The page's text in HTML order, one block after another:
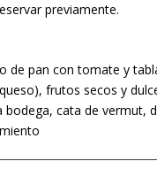
previamente.
de pan con tomate y
frutos secos y
bodega, cata de vermut,